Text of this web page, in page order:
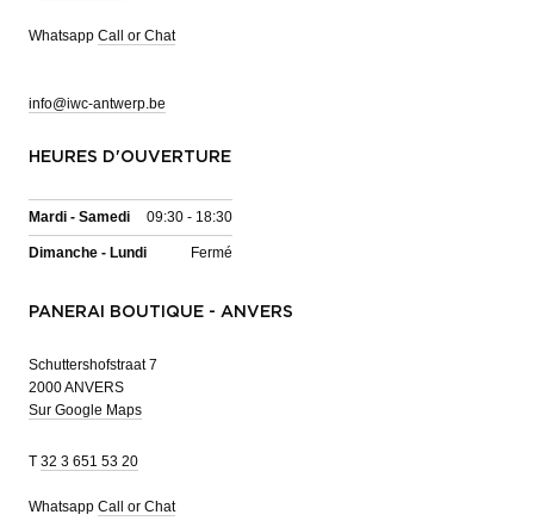
Whatsapp Call or Chat
info@iwc-antwerp.be
HEURES D'OUVERTURE
Mardi - Samedi 09:30 - 18:30
Dimanche - Lundi Fermé
PANERAI BOUTIQUE - ANVERS
Schuttershofstraat 7
2000 ANVERS
Sur Google Maps
T 32 3 651 53 20
Whatsapp Call or Chat